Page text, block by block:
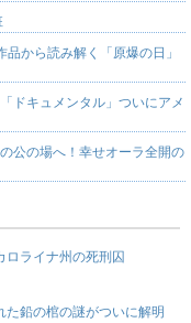
から読み解く「原爆の日」
ドキュメンタル」ついにアメ
公の場へ！幸せオーラ全開の
ロライナ州の死刑囚
た鉛の棺の謎がついに解明